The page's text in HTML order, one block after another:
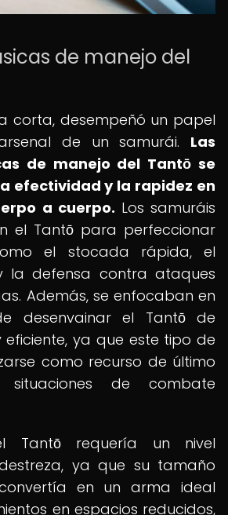
de manejo del
corta, desempeñó un papel
de un samurái. Las
de manejo del Tantō se
efectividad y la rapidez en
a cuerpo. Los samuráis
el Tantō para perfeccionar
el stocada rápida, el
la defensa contra ataques
Además, se enfocaban en
desenvainar el Tantō de
ya que este tipo de
como recurso de último
situaciones de combate
Tantō requería un nivel
ya que su tamaño
en un arma ideal
en espacios reducidos,